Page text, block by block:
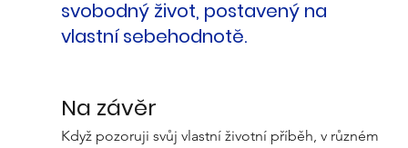
svobodný život, postavený na
vlastní sebehodnotě.
Na závěr
Když pozoruji svůj vlastní životní příběh, v různém